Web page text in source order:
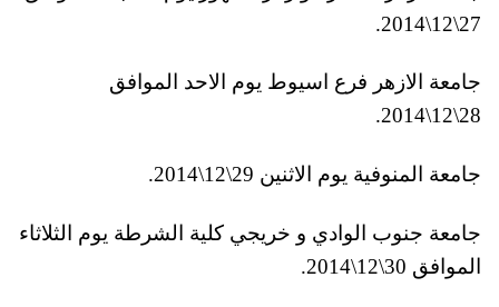
27\12\2014.
جامعة الازهر فرع اسيوط يوم الاحد الموافق
28\12\2014.
جامعة المنوفية يوم الاثنين 29\12\2014.
جامعة جنوب الوادي و خريجي كلية الشرطة يوم الثلاثاء
الموافق 30\12\2014.